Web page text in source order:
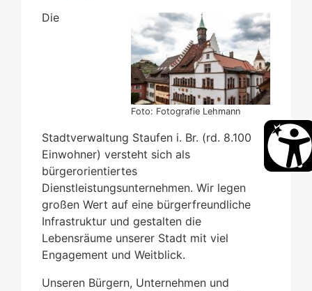
Foto: Fotografie Lehmann
Die
Stadtverwaltung Staufen i. Br. (rd. 8.100
Einwohner) versteht sich als
bürgerorientiertes
Dienstleistungsunternehmen. Wir legen
großen Wert auf eine bürgerfreundliche
Infrastruktur und gestalten die
Lebensräume unserer Stadt mit viel
Engagement und Weitblick.
Unseren Bürgern, Unternehmen und